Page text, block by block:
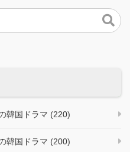
韓国ドラマ (220)
韓国ドラマ (200)